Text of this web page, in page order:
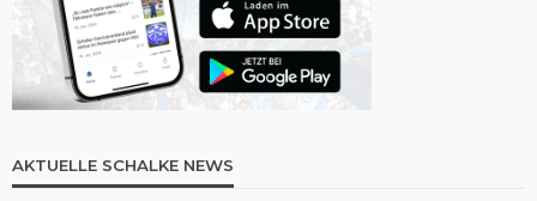
AKTUELLE SCHALKE NEWS